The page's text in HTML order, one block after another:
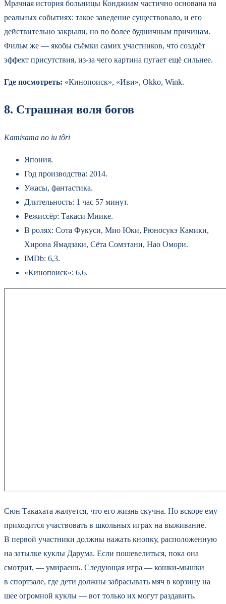
Мрачная история больницы Конджиам частично основана на
реальных событиях: такое заведение существовало, и его
действительно закрыли, но по более будничным причинам.
Фильм же — якобы съёмки самих участников, что создаёт
эффект присутствия, из-за чего картина пугает ещё сильнее.
Где посмотреть: «Кинопоиск», «Иви», Okko, Wink.
8. Страшная воля богов
Kamisama no iu tôri
Япония.
Год производства: 2014.
Ужасы, фантастика.
Длительность: 1 час 57 минут.
Режиссёр: Такаси Миике.
В ролях: Сота Фукуси, Мио Юки, Рюносукэ Камики,
Хирона Ямадзаки, Сёта Сомэтани, Нао Омори.
IMDb: 6,3.
«Кинопоиск»: 6,6.
Сюн Такахата жалуется, что его жизнь скучна. Но вскоре ему
приходится участвовать в школьных играх на выживание.
В первой участники должны нажать кнопку, расположенную
на затылке куклы Дарума. Если пошевелиться, пока она
смотрит, — умираешь. Следующая игра — кошки-мышки
в спортзале, где дети должны забрасывать мяч в корзину на
шее огромной куклы — вот только их могут раздавить.